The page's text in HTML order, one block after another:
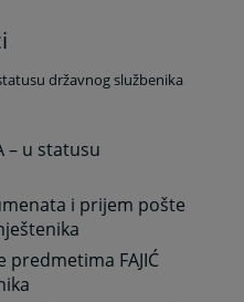
državnog službenika
– u statusu
i prijem pošte
FAJIĆ